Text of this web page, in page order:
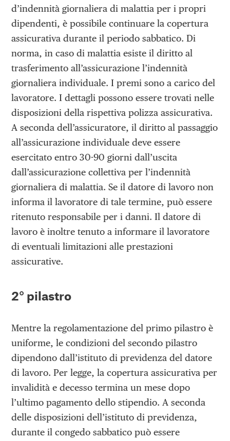
d’indennità giornaliera di malattia per i propri
dipendenti, è possibile continuare la copertura
assicurativa durante il periodo sabbatico. Di
norma, in caso di malattia esiste il diritto al
trasferimento all’assicurazione l’indennità
giornaliera individuale. I premi sono a carico del
lavoratore. I dettagli possono essere trovati nelle
disposizioni della rispettiva polizza assicurativa.
A seconda dell’assicuratore, il diritto al passaggio
all’assicurazione individuale deve essere
esercitato entro 30-90 giorni dall’uscita
dall’assicurazione collettiva per l’indennità
giornaliera di malattia. Se il datore di lavoro non
informa il lavoratore di tale termine, può essere
ritenuto responsabile per i danni. Il datore di
lavoro è inoltre tenuto a informare il lavoratore
di eventuali limitazioni alle prestazioni
assicurative.
2° pilastro
Mentre la regolamentazione del primo pilastro è
uniforme, le condizioni del secondo pilastro
dipendono dall’istituto di previdenza del datore
di lavoro. Per legge, la copertura assicurativa per
invalidità e decesso termina un mese dopo
l’ultimo pagamento dello stipendio. A seconda
delle disposizioni dell’istituto di previdenza,
durante il congedo sabbatico può essere